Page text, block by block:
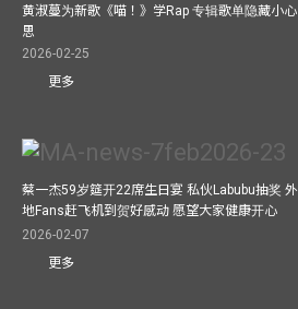
黄淑蔓为新歌《喵！》学Rap 专辑歌单隐藏小心
思
2026-02-25
更多
蔡一杰59岁筵开22席生日宴 私伙Labubu抽奖 外
地Fans赶飞机到贺好感动 愿望大家健康开心
2026-02-07
更多